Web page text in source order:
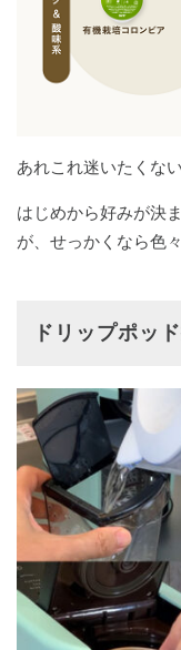
あれこれ迷いたくな
はじめから好みが決
が、せっかくなら色
ドリップポッ